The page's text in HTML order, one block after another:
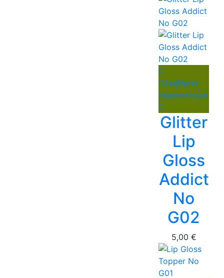
Διαβάστε
περισσότερα
Glitter
Lip
Gloss
Addict
No
G02
5,00 €